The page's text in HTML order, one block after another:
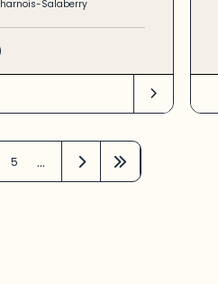
Salaberry
5 …